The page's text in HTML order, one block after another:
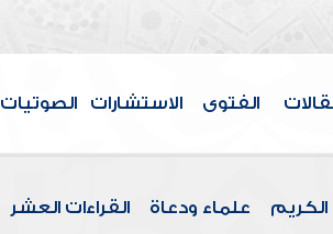
الفتوى الاستشارات الصوتيات
الكريم علماء ودعاة القراءات العشر